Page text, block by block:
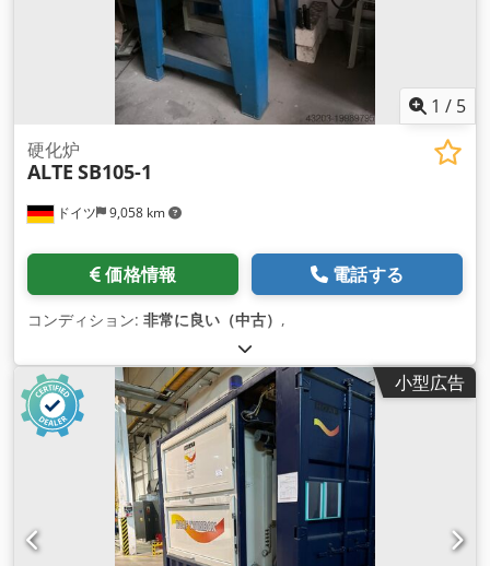
1 / 5
ドイツ 9,058 km
硬化炉
ALTE SB105-1
価格情報 電話する
コンディション: 非常に良い（中古） ,
小型広告